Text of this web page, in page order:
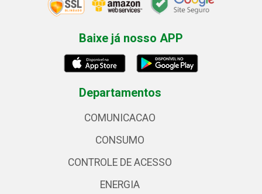
Baixe já nosso APP
Departamentos
COMUNICACAO
CONSUMO
CONTROLE DE ACESSO
ENERGIA